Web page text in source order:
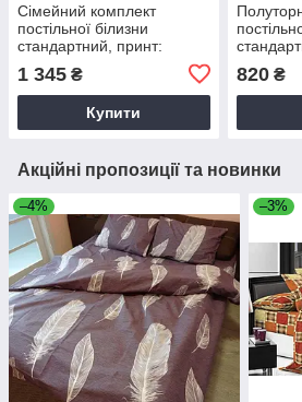
Сімейний комплект
постільної білизни
стандартний, принт:
1 345 ₴
Купити
820₴
Акційні пропозиції та новинки
–4% –3%